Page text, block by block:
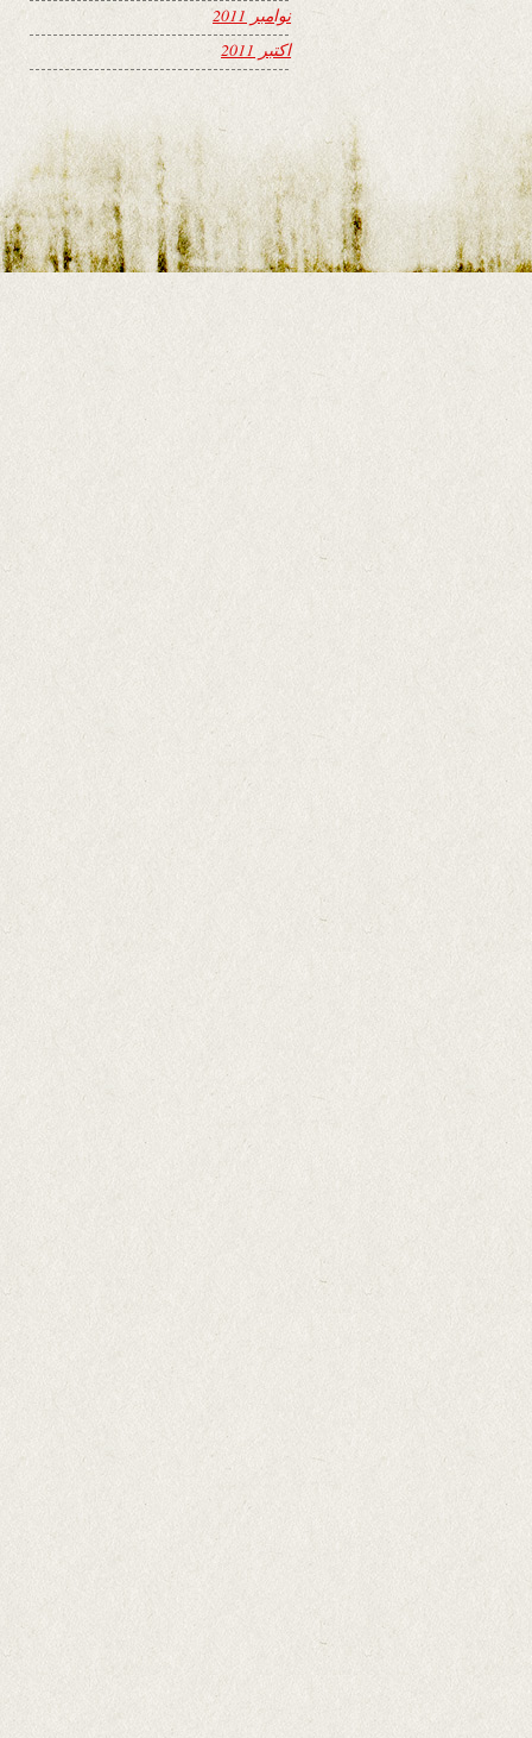
نوامبر 2011
اکتبر 2011